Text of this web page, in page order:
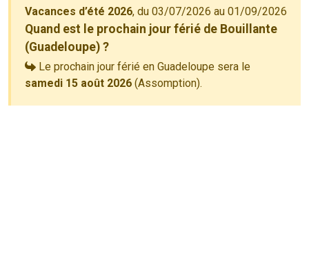
Vacances d’été 2026, du 03/07/2026 au 01/09/2026
Quand est le prochain jour férié de Bouillante
(Guadeloupe) ?
Le prochain jour férié en Guadeloupe sera le
samedi 15 août 2026 (Assomption).